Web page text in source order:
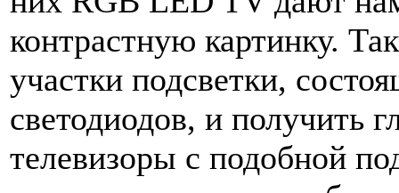
контрастную картинку.
участки подсветки,
светодиодов, и получить
телевизоры с подобной